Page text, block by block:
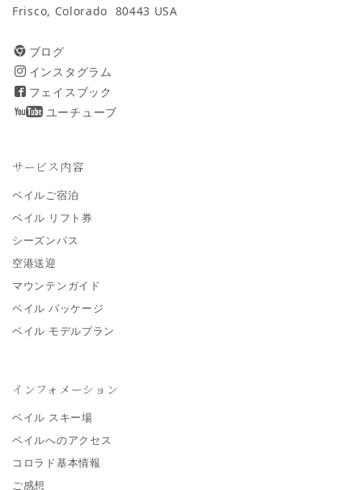
Frisco, Colorado 80443 USA
ブログ
インスタグラム
フェイスブック
ユーチューブ
サービス内容
ベイルご宿泊
ベイル リフト券
シーズンパス
空港送迎
マウンテンガイド
ベイル パッケージ
ベイル モデルプラン
インフォメーション
ベイル スキー場
ベイルへのアクセス
コロラド基本情報
ご感想